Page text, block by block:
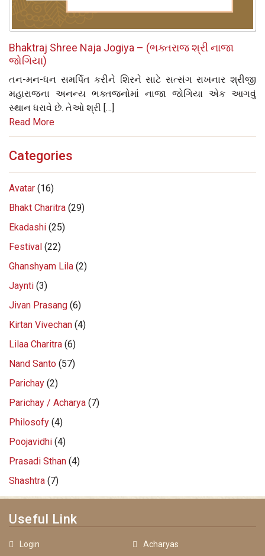
Bhaktraj Shree Naja Jogiya – (ભક્તરાજ શ્રી નાજા
જોગિયા)
તન-મન-ધન સમર્પિત કરીને શિરને સાટે સત્સંગ રાખનાર શ્રીજી
મહારાજના અનન્ય ભક્તજનોમાં નાજા જોગિયા એક આગવું
સ્થાન ધરાવે છે. તેઓ શ્રી […]
Read More
Categories
Avatar (16)
Bhakt Charitra (29)
Ekadashi (25)
Festival (22)
Ghanshyam Lila (2)
Jaynti (3)
Jivan Prasang (6)
Kirtan Vivechan (4)
Lilaa Charitra (6)
Nand Santo (57)
Parichay (2)
Parichay / Acharya (7)
Philosofy (4)
Poojavidhi (4)
Prasadi Sthan (4)
Shashtra (7)
Useful Link
Login
Acharyas